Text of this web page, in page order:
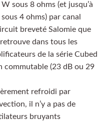
sous 8 ohms (et jusqu’à
4 ohms) par canal
breveté Salomie que
retrouve dans tous les
de la série Cubed
commutable (23 dB ou 29
refroidi par
il n’y a pas de
bruyants